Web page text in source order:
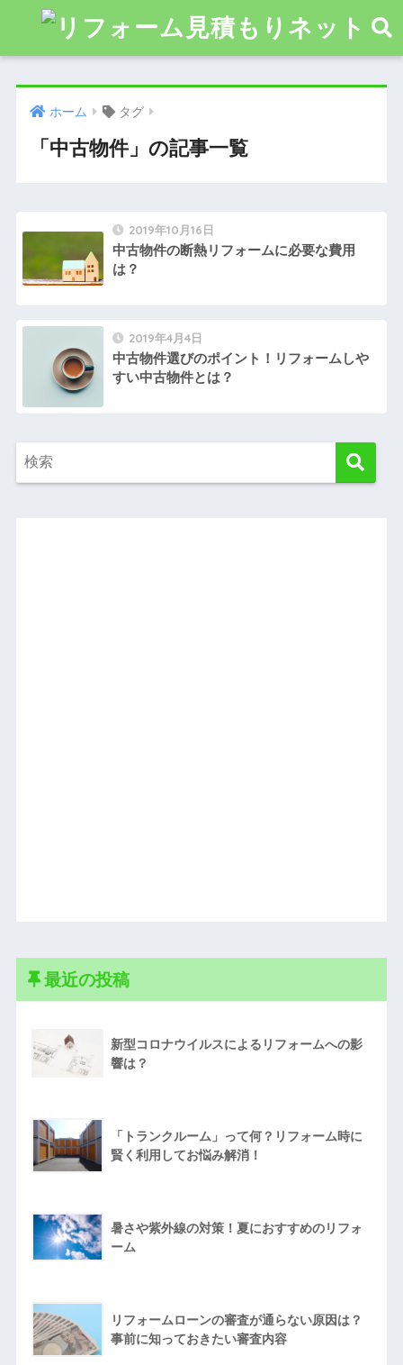
ホーム タグ
「中古物件」の記事一覧
2019年10月16日
中古物件の断熱リフォームに必要な費用
は？
2019年4月4日
中古物件選びのポイント！リフォームしや
すい中古物件とは？
最近の投稿
新型コロナウイルスによるリフォームへの影
響は？
「トランクルーム」って何？リフォーム時に
賢く利用してお悩み解消！
暑さや紫外線の対策！夏におすすめのリフォ
ーム
リフォームローンの審査が通らない原因は？
事前に知っておきたい審査内容